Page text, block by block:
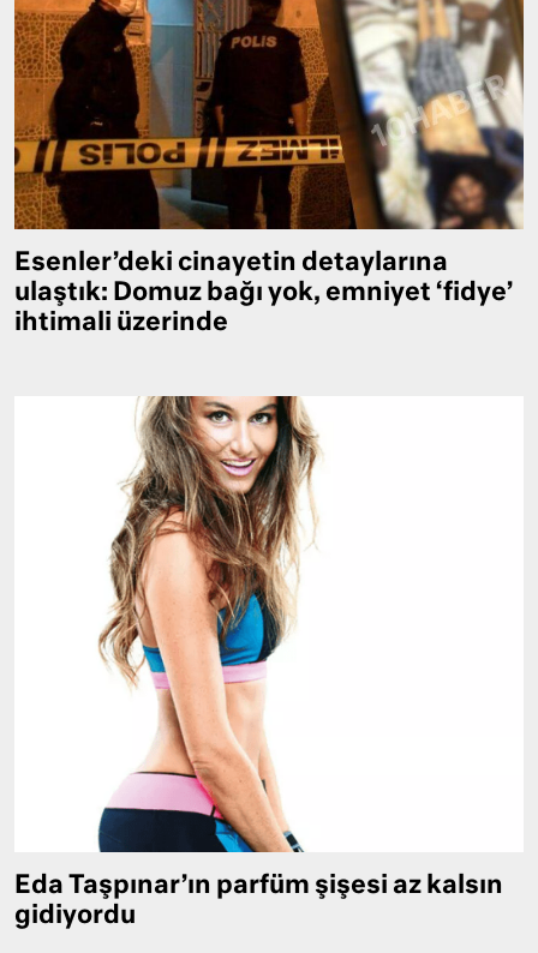
Esenler’deki cinayetin detaylarına
ulaştık: Domuz bağı yok, emniyet ‘fidye’
ihtimali üzerinde
Eda Taşpınar’ın parfüm şişesi az kalsın
gidiyordu